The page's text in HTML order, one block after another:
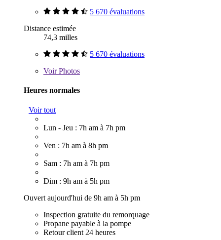
5 670 évaluations
Distance estimée
74,3 milles
5 670 évaluations
VoirPhotos
Heures normales
Voir tout
Lun - Jeu : 7h am à 7h pm
Ven : 7h am à 8h pm
Sam : 7h am à 7h pm
Dim : 9h am à 5h pm
Ouvert aujourd'hui de 9h am à 5h pm
Inspection gratuite du remorquage
Propane payable à la pompe
Retour client 24 heures